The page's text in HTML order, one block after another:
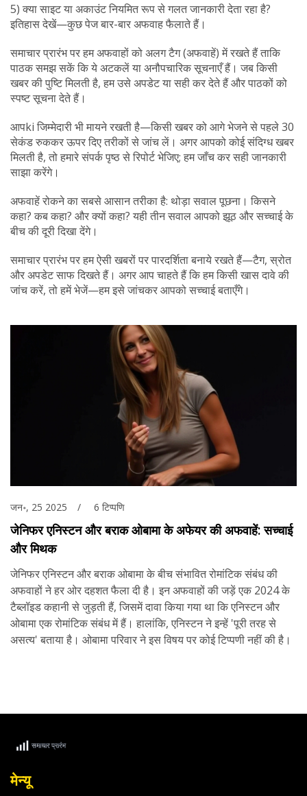
5) क्या साइट या अकाउंट नियमित रूप से गलत जानकारी देता रहा है?
इतिहास देखें—कुछ पेज बार-बार अफवाह फैलाते हैं।
समाचार प्रारंभ पर हम अफवाहों को अलग टैग (अफवाहें) में रखते हैं ताकि
पाठक समझ सकें कि ये अटकलें या अनौपचारिक सूचनाएँ हैं। जब किसी
खबर की पुष्टि मिलती है, हम उसे अपडेट या सही कर देते हैं और पाठकों को
स्पष्ट सूचना देते हैं।
आपki जिम्मेदारी भी मायने रखती है—किसी खबर को आगे भेजने से पहले 30
सेकंड रुककर ऊपर दिए तरीकों से जांच लें। अगर आपको कोई संदिग्ध खबर
मिलती है, तो हमारे संपर्क पृष्ठ से रिपोर्ट भेजिए; हम जाँच कर सही जानकारी
साझा करेंगे।
अफवाहें रोकने का सबसे आसान तरीका है: थोड़ा सवाल पूछना। किसने
कहा? कब कहा? और क्यों कहा? यही तीन सवाल आपको झूठ और सच्चाई के
बीच की दूरी दिखा देंगे।
समाचार प्रारंभ पर हम ऐसी खबरों पर पारदर्शिता बनाये रखते हैं—टैग, स्रोत
और अपडेट साफ दिखते हैं। अगर आप चाहते हैं कि हम किसी खास दावे की
जांच करें, तो हमें भेजें—हम इसे जांचकर आपको सच्चाई बताएँगे।
जन॰, 25 2025 6 टिप्पणि
जेनिफर एनिस्टन और बराक ओबामा के अफेयर की अफवाहें: सच्चाई
और मिथक
जेनिफर एनिस्टन और बराक ओबामा के बीच संभावित रोमांटिक संबंध की
अफवाहों ने हर ओर दहशत फैला दी है। इन अफवाहों की जड़ें एक 2024 के
टैब्लॉइड कहानी से जुड़ती हैं, जिसमें दावा किया गया था कि एनिस्टन और
ओबामा एक रोमांटिक संबंध में हैं। हालांकि, एनिस्टन ने इन्हें 'पूरी तरह से
असत्य' बताया है। ओबामा परिवार ने इस विषय पर कोई टिप्पणी नहीं की है।
मेन्यू